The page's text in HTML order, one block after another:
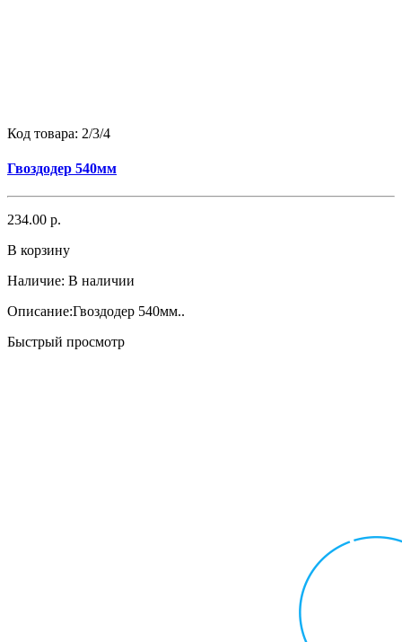
Код товара: 2/3/4
Гвоздодер 540мм
234.00 р.
В корзину
Наличие: В наличии
Описание:Гвоздодер 540мм..
Быстрый просмотр